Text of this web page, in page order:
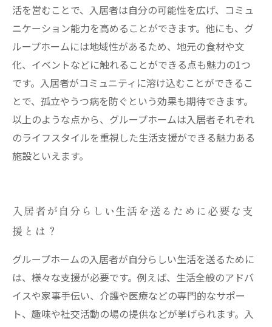
活を営むことで、入居者は自分の可能性を広げ、コミュ
ニケーション能力を高めることができます。他にも、グ
ループホームには地域性があるため、地元の食材や文
化、イベントなどに触れることができる点も魅力の1つ
です。入居者がコミュニティに溶け込むことができるこ
とで、孤立やうつ病を防ぐという効果も期待できます。
以上のような点から、グループホームは入居者それぞれ
のライフスタイルを重視した生活支援ができる魅力ある
施設といえます。
入居者が自分らしい生活を送るために必要な支
援とは？
グループホームの入居者が自分らしい生活を送るために
は、様々な支援が必要です。例えば、生活全般のアドバ
イスや家事手伝い、介護や医療などの専門的なサポー
ト、趣味や社交活動の場の提供などが挙げられます。入